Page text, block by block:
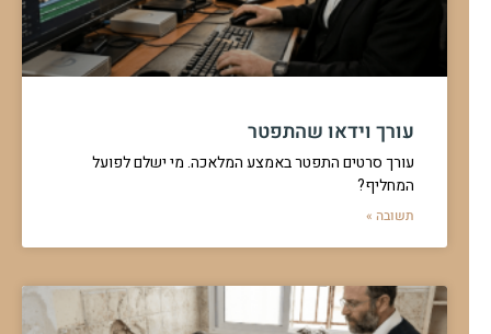
עורך וידאו שהתפטר
עורך סרטים התפטר באמצע המלאכה. מי ישלם לפועל
המחליף?
תשובה »